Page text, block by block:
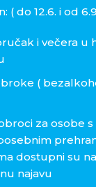
( do 12.6. i od
i večera u
(
za osobe
dostupni su
najavu